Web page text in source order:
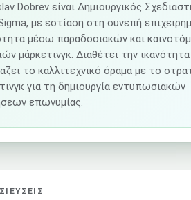
Dobrev είναι Δημιουργικός
με εστίαση στη συνεπή
μέσω παραδοσιακών και
μάρκετινγκ. Διαθέτει την
το καλλιτεχνικό όραμα με το
για τη δημιουργία εντυπωσιακών
επωνυμίας.